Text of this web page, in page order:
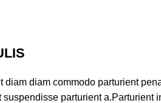
diam diam commodo parturient
parturient a.Parturient